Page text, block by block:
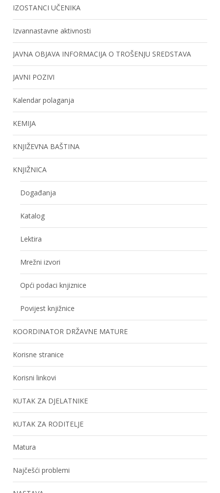
IZOSTANCI UČENIKA
Izvannastavne aktivnosti
JAVNA OBJAVA INFORMACIJA O TROŠENJU SREDSTAVA
JAVNI POZIVI
Kalendar polaganja
KEMIJA
KNJIŽEVNA BAŠTINA
KNJIŽNICA
Događanja
Katalog
Lektira
Mrežni izvori
Opći podaci knjiznice
Povijest knjižnice
KOORDINATOR DRŽAVNE MATURE
Korisne stranice
Korisni linkovi
KUTAK ZA DJELATNIKE
KUTAK ZA RODITELJE
Matura
Najčešći problemi